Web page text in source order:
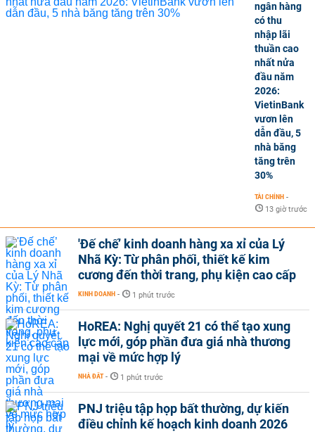
ngân hàng
có thu
nhập lãi
thuần cao
nhất nửa
đầu năm
2026:
VietinBank
vươn lên
dẫn đầu, 5
nhà băng
tăng trên
30%
TÀI CHÍNH -
13 giờ trước
'Đế chế’ kinh doanh hàng xa xỉ của Lý
Nhã Kỳ: Từ phân phối, thiết kế kim
cương đến thời trang, phụ kiện cao cấp
KINH DOANH - 1 phút trước
HoREA: Nghị quyết 21 có thể tạo xung
lực mới, góp phần đưa giá nhà thương
mại về mức hợp lý
NHÀ ĐẤT - 1 phút trước
PNJ triệu tập họp bất thường, dự kiến
điều chỉnh kế hoạch kinh doanh 2026